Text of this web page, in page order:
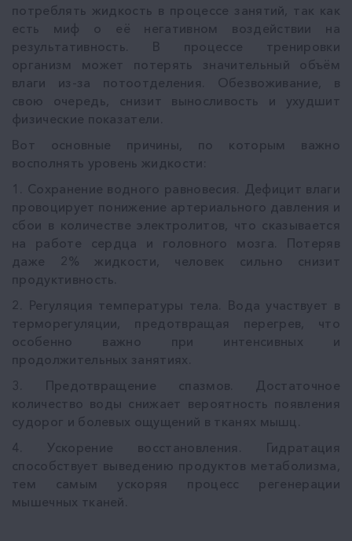
потреблять жидкость в процессе занятий, так как
есть миф о её негативном воздействии на
результативность. В процессе тренировки
организм может потерять значительный объём
влаги из-за потоотделения. Обезвоживание, в
свою очередь, снизит выносливость и ухудшит
физические показатели.
Вот основные причины, по которым важно
восполнять уровень жидкости:
1. Сохранение водного равновесия. Дефицит влаги
провоцирует понижение артериального давления и
сбои в количестве электролитов, что сказывается
на работе сердца и головного мозга. Потеряв
даже 2% жидкости, человек сильно снизит
продуктивность.
2. Регуляция температуры тела. Вода участвует в
терморегуляции, предотвращая перегрев, что
особенно важно при интенсивных и
продолжительных занятиях.
3. Предотвращение спазмов. Достаточное
количество воды снижает вероятность появления
судорог и болевых ощущений в тканях мышц.
4. Ускорение восстановления. Гидратация
способствует выведению продуктов метаболизма,
тем самым ускоряя процесс регенерации
мышечных тканей.